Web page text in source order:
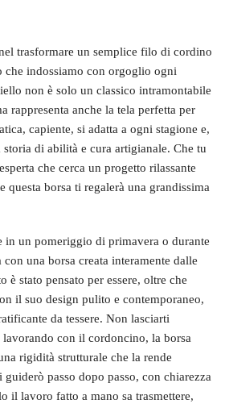
trasformare un semplice filo di cordino
che indossiamo con orgoglio ogni
non è solo un classico intramontabile
rappresenta anche la tela perfetta per
capiente, si adatta a ogni stagione e,
di abilità e cura artigianale. Che tu
che cerca un progetto rilassante
questa borsa ti regalerà una grandissima
in un pomeriggio di primavera o durante
una borsa creata interamente dalle
è stato pensato per essere, oltre che
il suo design pulito e contemporaneo,
da tessere. Non lasciarti
con il cordoncino, la borsa
rigidità strutturale che la rende
guiderò passo dopo passo, con chiarezza
il lavoro fatto a mano sa trasmettere,